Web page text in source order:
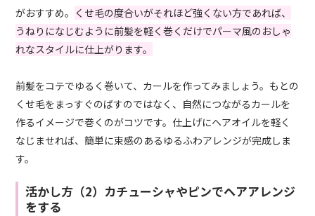
がおすすめ。 くせ毛の度合いがそれほど強くない方であれば、
うねりになじむように前髪を軽く巻くだけでパーマ風のおしゃ
れなスタイルに仕上がります。
前髪をコテでゆるく巻いて、カールを作ってみましょう。もとの
くせ毛をまっすぐのばすのではなく、自然につながるカールを
作るイメージで巻くのがコツです。仕上げにヘアオイルを軽く
なじませれば、簡単に束感のあるゆるふわアレンジが完成しま
す。
活かし方（2）カチューシャやピンでヘアアレンジ
をする